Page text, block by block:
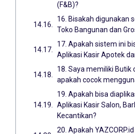
(F&B)?
16. Bisakah digunakan
Toko Bangunan dan
17. Apakah sistem ini
Aplikasi Kasir Apotek
18. Saya memiliki Butik
apakah cocok
19. Apakah bisa
Aplikasi Kasir Salon,
Kecantikan?
20. Apakah